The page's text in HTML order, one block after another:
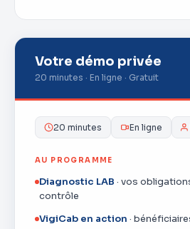
Votre démo privée
20 minutes · En ligne · Gratuit
20 minutes En ligne
AU PROGRAMME
Diagnostic LAB · vos
contrôle
VigiCab en action ·